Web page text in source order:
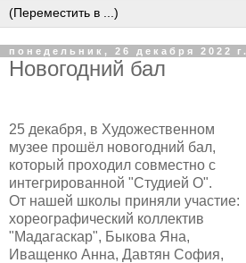
понедельник, 26 декабря 2022 г.
Новогодний бал
25 декабря, в Художественном
музее прошёл новогодний бал,
который проходил совместно с
интегрированной "Студией О".
От нашей школы приняли участие:
хореографический коллектив
"Мадагаскар", Быкова Яна,
Иващенко Анна, Давтян София,